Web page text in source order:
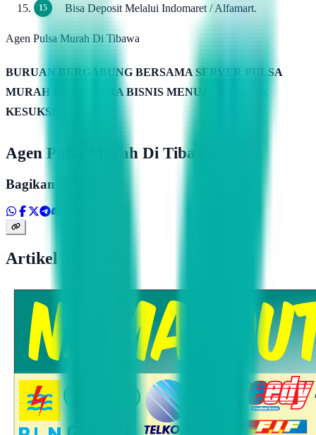
Bisa Deposit Melalui Indomaret / Alfamart.
Agen Pulsa Murah Di Tibawa
BURUAN BERGABUNG BERSAMA SERVER PULSA
MURAH KAMIMITRA BISNIS MENUJU PUNCAK
KESUKSESAN
Agen Pulsa Murah Di Tibawa
Bagikan Artikel
Artikel Terkait